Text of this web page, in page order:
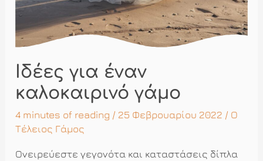
Ιδέες για έναν
καλοκαιρινό γάμο
4 minutes of reading / 25 Φεβρουαρίου 2022 / Ο
Τέλειος Γάμος
Ονειρεύεστε γεγονότα και καταστάσεις δίπλα